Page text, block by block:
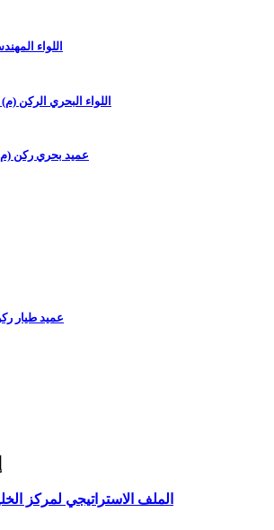
اللواء
اللواء البحري الركن
عميد بحري ركن
عميد طيار
الملف الاستراتيجي لمركز الخليج